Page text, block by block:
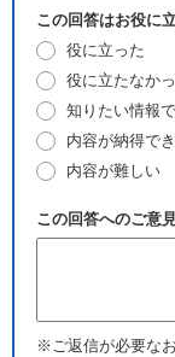
この回答はお役に
役に立った
役に立たなか
知りたい情報
内容が納得で
内容が難しい
この回答へのご意
※ご返信が必要な